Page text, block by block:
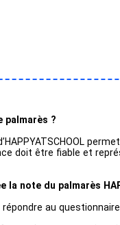
palmarès ?
doit être fiable et
la note du palmarès
au